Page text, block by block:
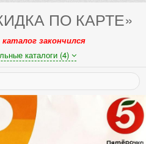
ПО КАРТЕ»
каталог закончился
каталоги (4)